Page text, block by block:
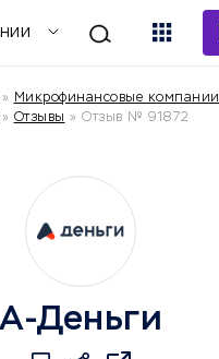
» Микрофинансовые компании
» Отзывы » Отзыв № 91872
А-Деньги